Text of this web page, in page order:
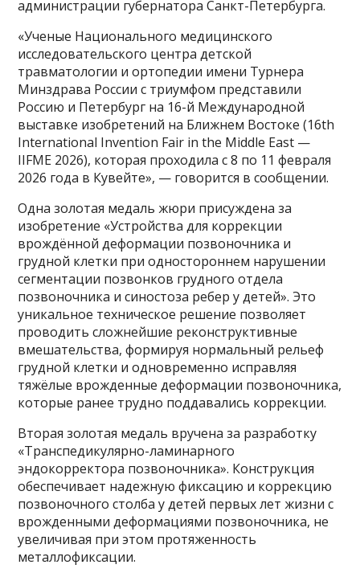
администрации губернатора Санкт-Петербурга.
«Ученые Национального медицинского
исследовательского центра детской
травматологии и ортопедии имени Турнера
Минздрава России с триумфом представили
Россию и Петербург на 16-й Международной
выставке изобретений на Ближнем Востоке (16th
International Invention Fair in the Middle East —
IIFME 2026), которая проходила с 8 по 11 февраля
2026 года в Кувейте», — говорится в сообщении.
Одна золотая медаль жюри присуждена за
изобретение «Устройства для коррекции
врождённой деформации позвоночника и
грудной клетки при одностороннем нарушении
сегментации позвонков грудного отдела
позвоночника и синостоза ребер у детей». Это
уникальное техническое решение позволяет
проводить сложнейшие реконструктивные
вмешательства, формируя нормальный рельеф
грудной клетки и одновременно исправляя
тяжёлые врожденные деформации позвоночника,
которые ранее трудно поддавались коррекции.
Вторая золотая медаль вручена за разработку
«Транспедикулярно-ламинарного
эндокорректора позвоночника». Конструкция
обеспечивает надежную фиксацию и коррекцию
позвоночного столба у детей первых лет жизни с
врожденными деформациями позвоночника, не
увеличивая при этом протяженность
металлофиксации.